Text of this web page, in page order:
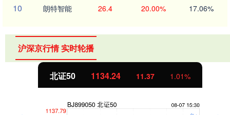
10 朗特智能 26.4 20.00% 17.06%
沪深京行情 实时轮播
北证50 1134.24 11.37 1.01%